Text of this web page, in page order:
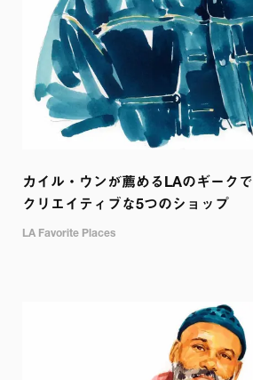
カイル・ウンが薦めるLAのギークで
クリエイティブな5つのショップ
LA Favorite Places